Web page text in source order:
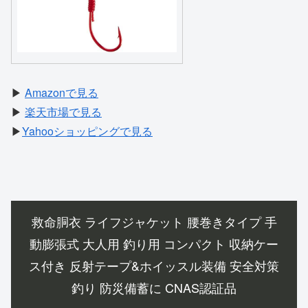
▶ Amazonで見る
▶ 楽天市場で見る
▶Yahooショッピングで見る
救命胴衣 ライフジャケット 腰巻きタイプ 手
動膨張式 大人用 釣り用 コンパクト 収納ケー
ス付き 反射テープ&ホイッスル装備 安全対策
釣り 防災備蓄に CNAS認証品